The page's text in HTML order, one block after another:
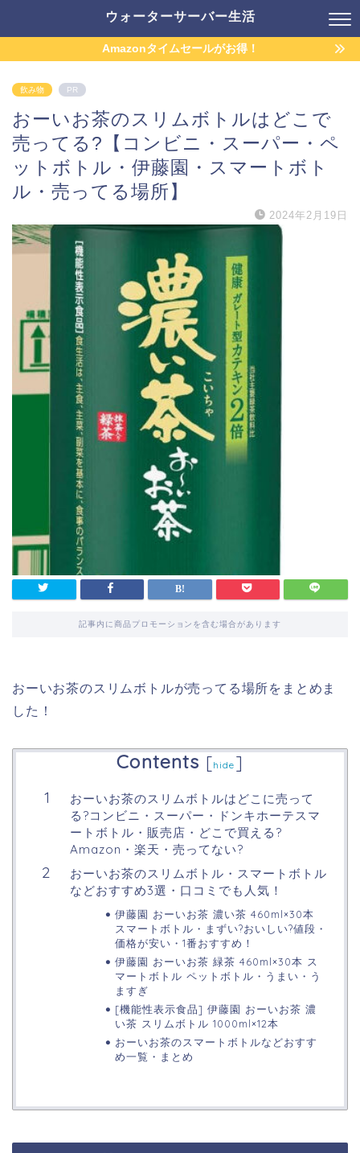
ウォーターサーバー生活
Amazonタイムセールがお得！
飲み物 PR
おーいお茶のスリムボトルはどこで
売ってる?【コンビニ・スーパー・ペ
ットボトル・伊藤園・スマートボト
ル・売ってる場所】
2024年2月19日
記事内に商品プロモーションを含む場合があります
おーいお茶のスリムボトルが売ってる場所をまとめま
した！
Contents [hide ]
おーいお茶のスリムボトルはどこに売って
る?コンビニ・スーパー・ドンキホーテスマ
ートボトル・販売店・どこで買える?
Amazon・楽天・売ってない?
おーいお茶のスリムボトル・スマートボトル
などおすすめ3選・口コミでも人気！
伊藤園 おーいお茶 濃い茶 460ml×30本
スマートボトル・まずい?おいしい?値段・
価格が安い・1番おすすめ！
伊藤園 おーいお茶 緑茶 460ml×30本 ス
マートボトル ペットボトル・うまい・う
ますぎ
[機能性表示食品] 伊藤園 おーいお茶 濃
い茶 スリムボトル 1000ml×12本
おーいお茶のスマートボトルなどおすす
め一覧・まとめ